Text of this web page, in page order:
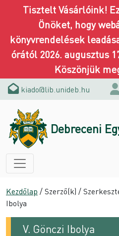
Tisztelt Vásárlóink!
Önöket, hogy
könyvrendelések
órától 2026. augusztus
Köszönjük
kiado@lib.unideb.hu
Debreceni
Kezdőlap / Szerző(k) /
Ibolya
V. Gönczi Ibolya